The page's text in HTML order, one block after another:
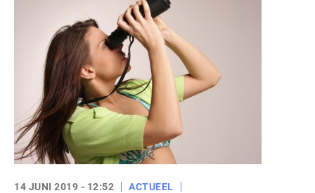
14 JUNI 2019 - 12:52
ACTUEEL